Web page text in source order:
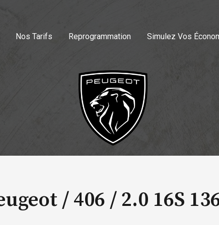
Nos Tarifs Reprogrammation Simulez Vos
/ 406 / 2.0 16S